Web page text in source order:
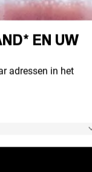
EN UW
adressen in het